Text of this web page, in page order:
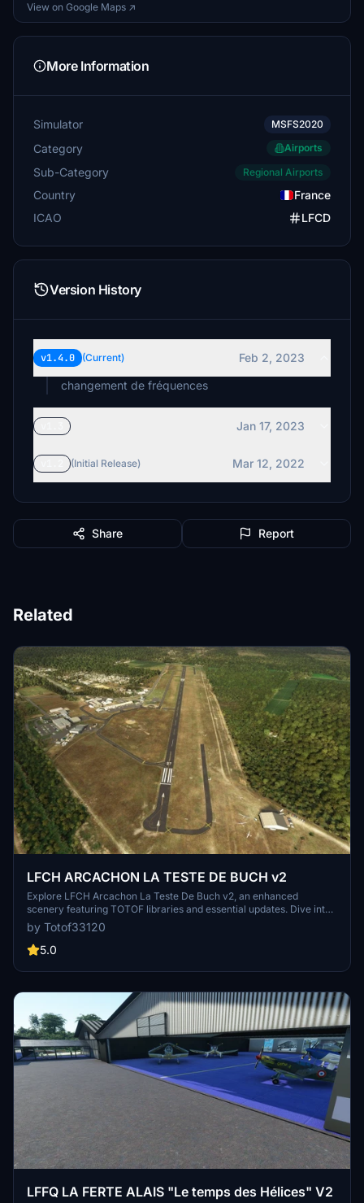
View on Google Maps ↗
More Information
Simulator MSFS2020
Category Airports
Sub-Category Regional Airports
Country
France
ICAO
LFCD
Version History
v1.4.0 (Current)
Feb 2, 2023
changement de fréquences
Jan 17, 2023
(Initial Release) Mar 12, 2022
Share Report
Related
LFCH ARCACHON LA TESTE DE BUCH v2
Explore LFCH Arcachon La Teste De Buch v2, an enhanced
scenery featuring TOTOF libraries and essential updates. Dive into
a detailed world with Tchanquées cabins, France VFR landmarks,
and more. Immerse yourself in a realistic flight experience with this
meticulously crafted add-on. Enhance your virtual aviation journey
by Totof33120
5.0
LFFQ LA FERTE ALAIS "Le temps des Hélices" V2